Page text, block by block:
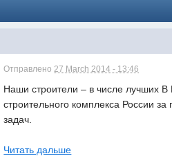
Отправлено27 March 2014 - 13:46
Наши строители – в числе лучших В
строительного комплекса России
задач.
Читать дальше